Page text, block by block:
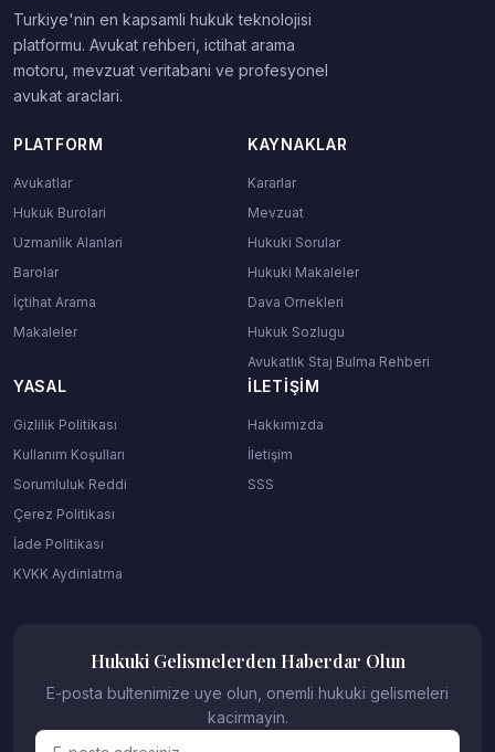
Turkiye'nin en kapsamli hukuk teknolojisi
platformu. Avukat rehberi, ictihat arama
motoru, mevzuat veritabani ve profesyonel
avukat araclari.
PLATFORM
Avukatlar
Hukuk Burolari
Uzmanlik Alanlari
Barolar
İçtihat Arama
Makaleler
KAYNAKLAR
Kararlar
Mevzuat
Hukuki Sorular
Hukuki Makaleler
Dava Ornekleri
Hukuk Sozlugu
Avukatlık Staj Bulma Rehberi
YASAL
Gizlilik Politikası
Kullanım Koşulları
Sorumluluk Reddi
Çerez Politikası
İade Politikası
KVKK Aydinlatma
İLETIŞIM
Hakkımızda
İletişim
SSS
Hukuki Gelismelerden Haberdar Olun
E-posta bultenimize uye olun, onemli hukuki gelismeleri
kacirmayin.